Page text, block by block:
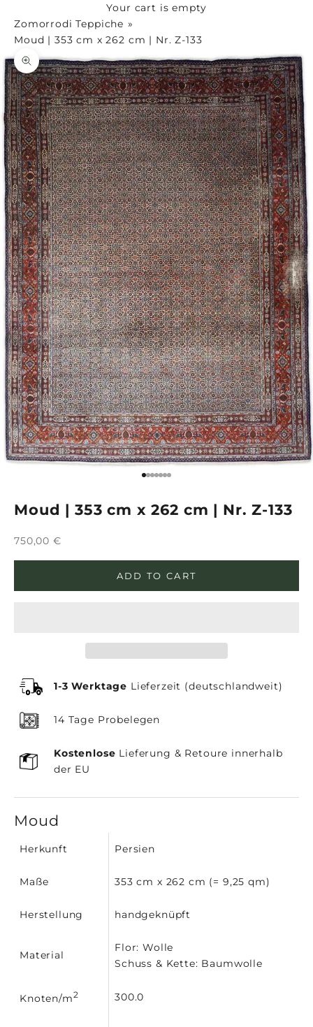
Your cart is empty
Zomorrodi Teppiche
Moud | 353 cm x 262 cm | Nr. Z-133
Zoom picture
Go to item 1
Go to item 2
Go to item 3
Go to item 4
Go to item 5
Go to item 6
Go to item 7
Moud | 353 cm x 262 cm | Nr. Z-133
Sale price
750,00 €
ADD TO CART
1-3 Werktage Lieferzeit (deutschlandweit)
14 Tage Probelegen
Kostenlose Lieferung & Retoure innerhalb
der EU
Moud
Herkunft Persien
Maße 353 cm x 262 cm (= 9,25 qm)
Herstellung handgeknüpft
Material
Flor: Wolle
Schuss & Kette: Baumwolle
Knoten/m2 300.0